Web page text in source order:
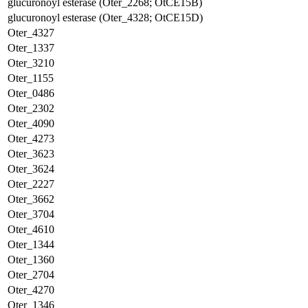
glucuronoyl esterase (Oter_2268; OtCE15B)
glucuronoyl esterase (Oter_4328; OtCE15D)
Oter_4327
Oter_1337
Oter_3210
Oter_1155
Oter_0486
Oter_2302
Oter_4090
Oter_4273
Oter_3623
Oter_3624
Oter_2227
Oter_3662
Oter_3704
Oter_4610
Oter_1344
Oter_1360
Oter_2704
Oter_4270
Oter_1346